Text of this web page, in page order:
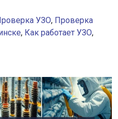
УЗО, Проверка
, Как работает УЗО,